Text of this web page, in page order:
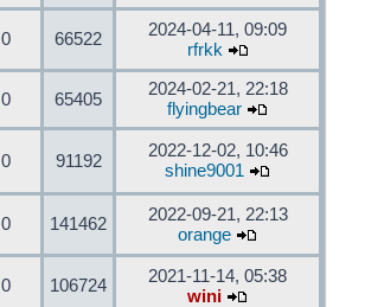
0 66522
2024-04-11, 09:09
rfrkk
0 65405
2024-02-21, 22:18
flyingbear
0 91192
2022-12-02, 10:46
shine9001
0 141462
2022-09-21, 22:13
orange
0 106724
2021-11-14, 05:38
wini